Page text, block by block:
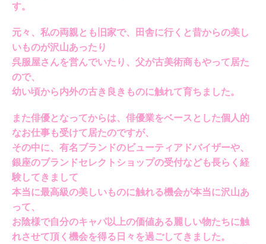
す。
元々、私の両親とも旧家で、田舎に行くと昔からの美し
いものが沢山あったり
呉服屋さんを営んでいたり、父が古美術商もやって居た
ので、
幼い頃から内外の古き良きものに触れて育ちました。
また俳優となってからは、俳優業をベースとした個人的
なお仕事も受けて居たのですが、
その中に、有名ブランドのビューティアドバイザーや、
銀座のブランドセレクトショップの受付なども長らく経
験してきまして
本当に最高級の美しいものに触れる機会が本当に沢山あ
って、
お陰様で自分のキャパ以上の価値ある麗しい物たちに触
れさせて頂く機会を得る日々を過ごしてきました。